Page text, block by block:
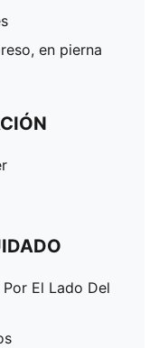
en pierna
El Lado Del